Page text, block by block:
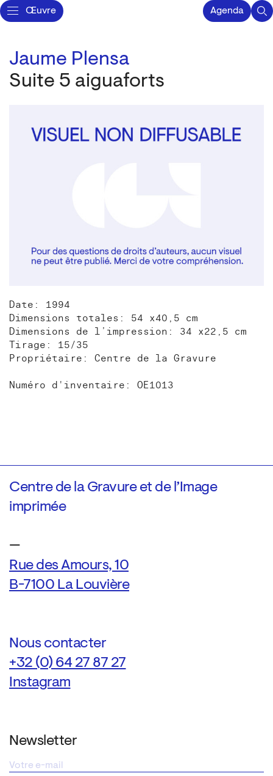
Œuvre Agenda
Jaume Plensa
Suite 5 aiguaforts
Date: 1994
Dimensions totales: 54 x40,5 cm
Dimensions de l’impression: 34 x22,5 cm
Tirage: 15/35
Propriétaire: Centre de la Gravure
Numéro d'inventaire: OE1013
Centre de la Gravure et de l’Image
imprimée
—
Rue des Amours, 10
B-7100 La Louvière
Nous contacter
+32 (0) 64 27 87 27
Instagram
Newsletter